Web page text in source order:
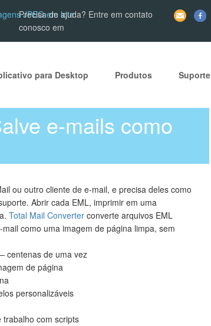
JPEG em lote
Precisa de ajuda? Entre em contato
conosco em
para Desktop Produtos Suporte
e-mails como
ou outro cliente de e-mail, e precisa deles como
Abrir cada EML, imprimir em uma
Total Mail Converter converte arquivos EML
como uma imagem de página limpa, sem
centenas de uma vez
de página
personalizáveis
com scripts